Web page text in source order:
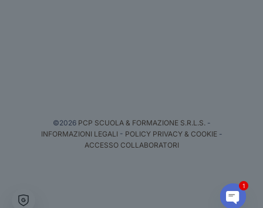
©2026 PCP SCUOLA & FORMAZIONE S.R.L.S.-
INFORMAZIONI LEGALI - POLICY PRIVACY & COOKIE-
ACCESSO COLLABORATORI
1